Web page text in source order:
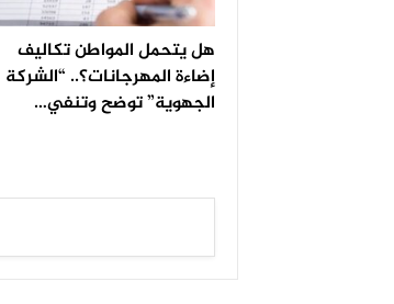
هل يتحمل المواطن تكاليف
إضاءة المهرجانات؟.. “الشركة
الجهوية” توضح وتنفي…